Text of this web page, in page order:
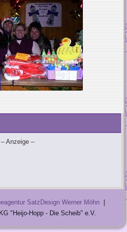
– Anzeige –
SatzDesign Werner Möhn
"Heijo-Hopp - Die Scheib" e.V.